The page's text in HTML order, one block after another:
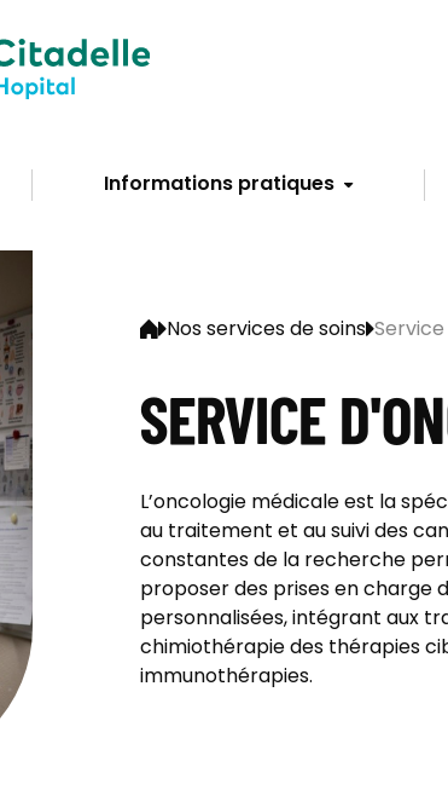
Informations pratiques
Nos services de soins
SERVICE
L’oncologie médicale est la
au traitement et au suivi des
constantes de la recherche
proposer des prises en charge
personnalisées, intégrant aux
chimiothérapie des thérapies
immunothérapies.